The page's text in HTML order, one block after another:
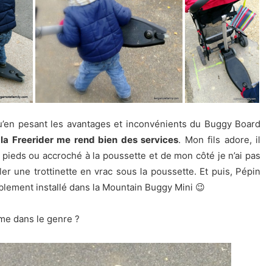
pesant les avantages et inconvénients du Buggy Board
Freerider me rend bien des services. Mon fils adore, il
ou accroché à la poussette et de mon côté je n’ai pas
une trottinette en vrac sous la poussette. Et puis, Pépin
installé dans la Mountain Buggy Mini 😉
dans le genre ?